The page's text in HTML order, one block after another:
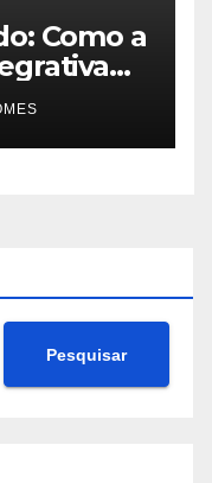
Como a
Pesquisar